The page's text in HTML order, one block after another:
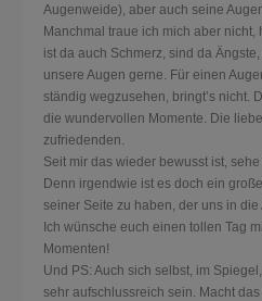
Augenweide), aber auch seine
Manchmal traue ich mich aber
ist da auch Schmerz, sind da
unsere Augen gerne. Für einen
ständig wegzusehen, bringt’s nicht.
die wundervollen Momente. Die
zufriedenden.
Seit mir das wieder bewusst ist,
Denn irgendwie ist es doch ein
seiner Seite zu haben, der uns in
Ich wünsche euch einen tollen Tag
Momenten!
Und PS: Auch sich selbst, im
sehr aufschlussreich sein. Macht